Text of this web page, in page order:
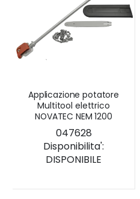
Applicazione potatore
Multitool elettrico
NOVATEC NEM 1200
047628
Disponibilita':
DISPONIBILE